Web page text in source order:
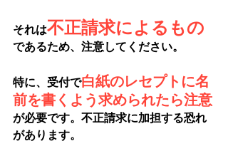
それは不正請求によるもの
であるため、注意してください。
特に、受付で白紙のレセプトに名
前を書くよう求められたら注意
が必要です。不正請求に加担する恐れ
があります。